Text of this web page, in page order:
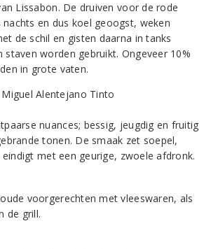
Lissabon. De druiven voor de rode
en dus koel geoogst, weken
de schil en gisten daarna in tanks
worden gebruikt. Ongeveer 10%
in grote vaten.
nuances; bessig, jeugdig en fruitig
tonen. De smaak zet soepel,
met een geurige, zwoele afdronk.
voorgerechten met vleeswaren, als
de grill.